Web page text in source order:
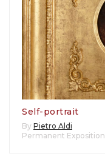
Self-portrait
By Pietro Aldi
Permanent Exposition